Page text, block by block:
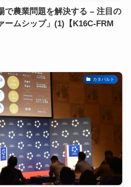
で農業問題を解決する – 注目の
ームシップ」(1)【K16C-FRM
カタパルト